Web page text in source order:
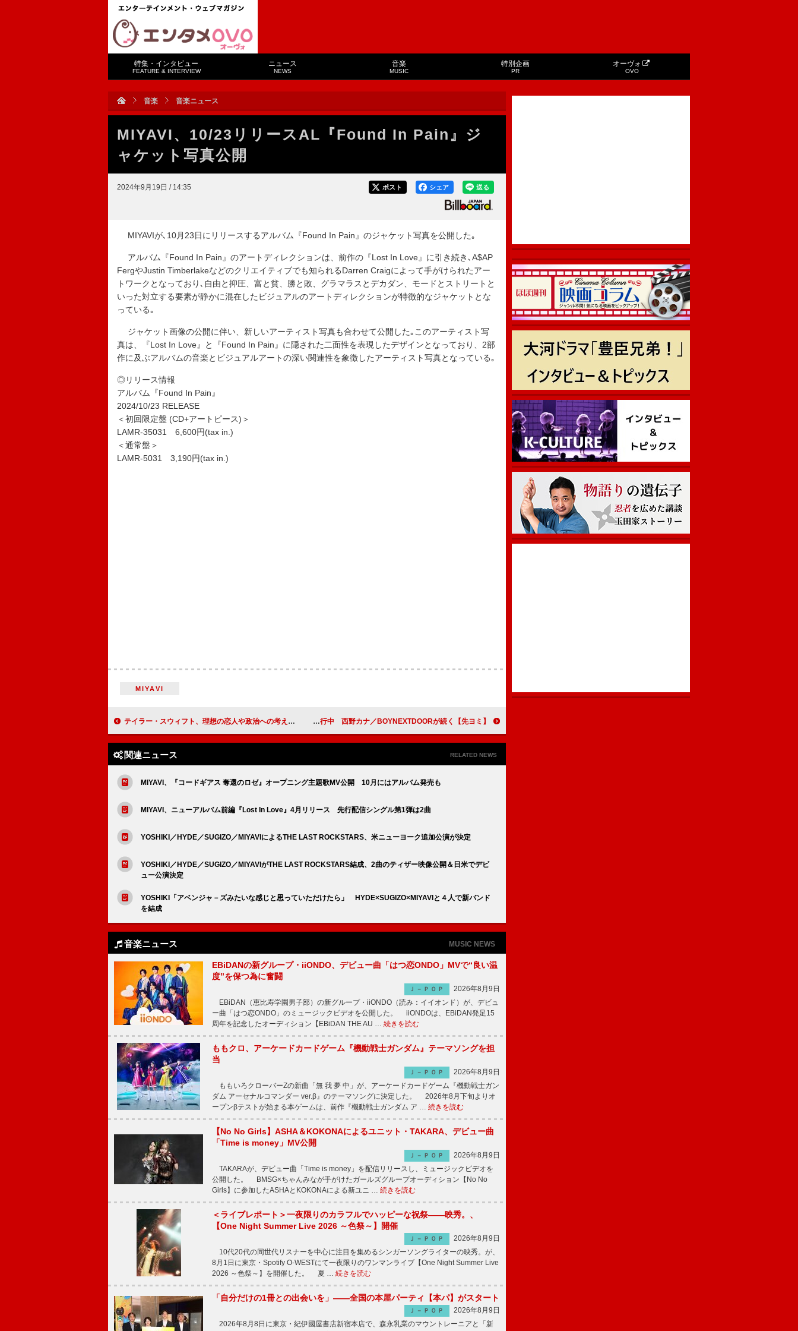
特集・インタビュー
FEATURE & INTERVIEW
ニュース
NEWS
音楽
MUSIC
特別企画
PR
オーヴォ
OVO
音楽 音楽ニュース
MIYAVI、10/23リリースAL『Found In Pain』ジ
ャケット写真公開
2024年9月19日 / 14:35 送る
シェア
ポスト
MIYAVIが､10月23日にリリースするアルバム『Found In Pain』のジャケット写真を公開した｡
アルバム『Found In Pain』のアートディレクションは、前作の『Lost In Love』に引き続き､A$AP
FergやJustin Timberlakeなどのクリエイティブでも知られるDarren Craigによって手がけられたアー
トワークとなっており､自由と抑圧、富と貧、勝と敗、グラマラスとデカダン、モードとストリートと
いった対立する要素が静かに混在したビジュアルのアートディレクションが特徴的なジャケットとな
っている｡
ジャケット画像の公開に伴い、新しいアーティスト写真も合わせて公開した｡このアーティスト写
真は、『Lost In Love』と『Found In Pain』に隠された二面性を表現したデザインとなっており、2部
作に及ぶアルバムの音楽とビジュアルアートの深い関連性を象徴したアーティスト写真となっている｡
◎リリース情報
アルバム『Found In Pain』
2024/10/23 RELEASE
＜初回限定盤 (CD+アートピース)＞
LAMR-35031 6,600円(tax in.)
＜通常盤＞
LAMR-5031 3,190円(tax in.)
MIYAVI
テイラー・スウィフト、理想の恋人や政治への考えを語る21歳の頃のインタビュー音声が再浮上 【先ヨミ】BUDDiiS『UtopiiA』が現在アルバム1位走行中 西野カナ／BOYNEXTDOORが続く
関連ニュース RELATED NEWS
MIYAVI、『コードギアス 奪還のロゼ』オープニング主題歌MV公開 10月にはアルバム発売も
MIYAVI、ニューアルバム前編『Lost In Love』4月リリース 先行配信シングル第1弾は2曲
YOSHIKI／HYDE／SUGIZO／MIYAVIによるTHE LAST ROCKSTARS、米ニューヨーク追加公演が決定
YOSHIKI／HYDE／SUGIZO／MIYAVIがTHE LAST ROCKSTARS結成、2曲のティザー映像公開＆日米でデビ
ュー公演決定
YOSHIKI「アベンジャ－ズみたいな感じと思っていただけたら」 HYDE×SUGIZO×MIYAVIと４人で新バンド
を結成
音楽ニュース MUSIC NEWS
EBiDANの新グループ・iiONDO、デビュー曲「はつ恋ONDO」MVで“良い温
度”を保つ為に奮闘
Ｊ－ＰＯＰ
2026年8月9日
EBiDAN（恵比寿学園男子部）の新グループ・iiONDO（読み：イイオンド）が、デビュ
ー曲「はつ恋ONDO」のミュージックビデオを公開した。 iiONDOは、EBiDAN発足15
周年を記念したオーディション【EBiDAN THE AU … 続きを読む
ももクロ、アーケードカードゲーム『機動戦士ガンダム』テーマソングを担
当
Ｊ－ＰＯＰ
2026年8月9日
ももいろクローバーZの新曲「無 我 夢 中」が、アーケードカードゲーム『機動戦士ガン
ダム アーセナルコマンダー ver.β』のテーマソングに決定した。 2026年8月下旬よりオ
ープンβテストが始まる本ゲームは、前作『機動戦士ガンダム ア … 続きを読む
【No No Girls】ASHA＆KOKONAによるユニット・TAKARA、デビュー曲
「Time is money」MV公開
Ｊ－ＰＯＰ
2026年8月9日
TAKARAが、デビュー曲「Time is money」を配信リリースし、ミュージックビデオを
公開した。 BMSG×ちゃんみなが手がけたガールズグループオーディション【No No
Girls】に参加したASHAとKOKONAによる新ユニ … 続きを読む
＜ライブレポート＞一夜限りのカラフルでハッピーな祝祭――映秀。、
【One Night Summer Live 2026 ～色祭～】開催
Ｊ－ＰＯＰ
2026年8月9日
10代20代の同世代リスナーを中心に注目を集めるシンガーソングライターの映秀。が、
8月1日に東京・Spotify O-WESTにて一夜限りのワンマンライブ【One Night Summer Live
2026 ～色祭～】を開催した。 夏 … 続きを読む
「自分だけの1冊との出会いを」――全国の本屋パーティ【本パ】がスタート
Ｊ－ＰＯＰ
2026年8月9日
2026年8月8日に東京・紀伊國屋書店新宿本店で、森永乳業のマウントレーニアと「新